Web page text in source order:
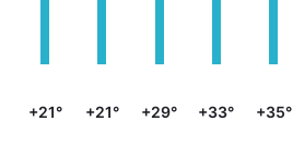
+21° +21° +29° +33° +35°